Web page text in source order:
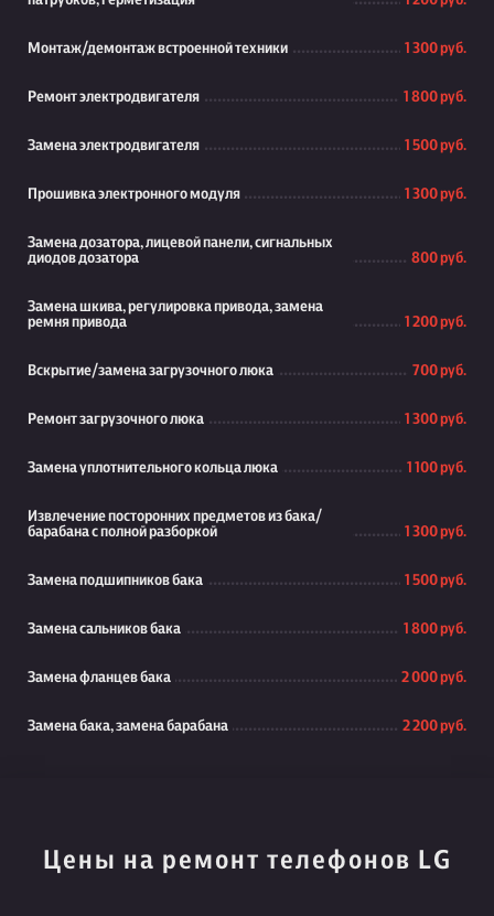
Монтаж/демонтаж встроенной техники 1 300 руб.
Ремонт электродвигателя 1 800 руб.
Замена электродвигателя 1 500 руб.
Прошивка электронного модуля 1 300 руб.
Замена дозатора, лицевой панели, сигнальных
диодов дозатора
800 руб.
Замена шкива, регулировка привода, замена
ремня привода
1 200 руб.
Вскрытие/замена загрузочного люка 700 руб.
Ремонт загрузочного люка 1 300 руб.
Замена уплотнительного кольца люка 1 100 руб.
Извлечение посторонних предметов из бака/
барабана с полной разборкой
1 300 руб.
Замена подшипников бака 1 500 руб.
Замена сальников бака 1 800 руб.
Замена фланцев бака 2 000 руб.
Замена бака, замена барабана 2 200 руб.
Цены на ремонт телефонов LG